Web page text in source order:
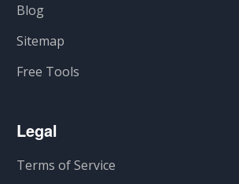
Blog
Sitemap
Free Tools
Legal
Terms of Service